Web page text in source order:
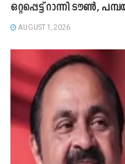
ഒറ്റപ്പെട്ട് റാന്നി ടൗൺ,
AUGUST 1, 2026